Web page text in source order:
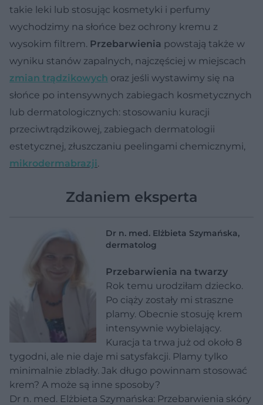
takie leki lub stosując kosmetyki i perfumy
wychodzimy na słońce bez ochrony kremu z
wysokim filtrem. Przebarwienia powstają także w
wyniku stanów zapalnych, najczęściej w miejscach
zmian trądzikowych oraz jeśli wystawimy się na
słońce po intensywnych zabiegach kosmetycznych
lub dermatologicznych: stosowaniu kuracji
przeciwtrądzikowej, zabiegach dermatologii
estetycznej, złuszczaniu peelingami chemicznymi,
mikrodermabrazji.
Zdaniem eksperta
Dr n. med. Elżbieta Szymańska,
dermatolog
Przebarwienia na twarzy
Rok temu urodziłam dziecko.
Po ciąży zostały mi straszne
plamy. Obecnie stosuję krem
intensywnie wybielający.
Kuracja ta trwa już od około 8
tygodni, ale nie daje mi satysfakcji. Plamy tylko
minimalnie zbladły. Jak długo powinnam stosować
krem? A może są inne sposoby?
Dr n. med. Elżbieta Szymańska: Przebarwienia skóry